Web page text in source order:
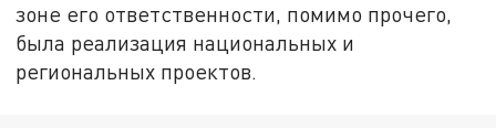
зоне его ответственности, помимо прочего,
была реализация национальных и
региональных проектов.